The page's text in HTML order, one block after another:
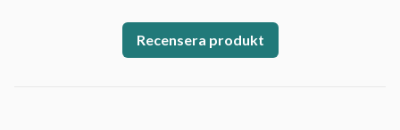
Recensera produkt